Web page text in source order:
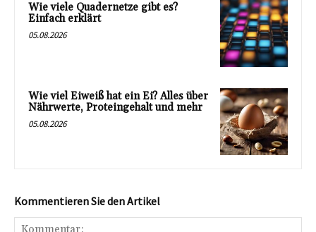
Wie viele Quadernetze gibt es?
Einfach erklärt
05.08.2026
Wie viel Eiweiß hat ein Ei? Alles über
Nährwerte, Proteingehalt und mehr
05.08.2026
Kommentieren Sie den Artikel